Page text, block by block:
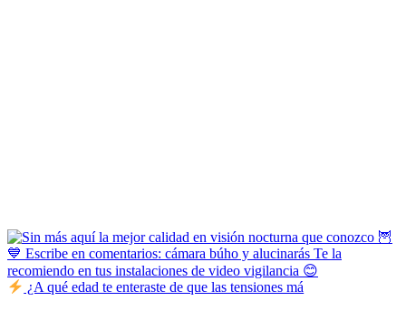
¿A qué edad te enteraste de que las tensiones má